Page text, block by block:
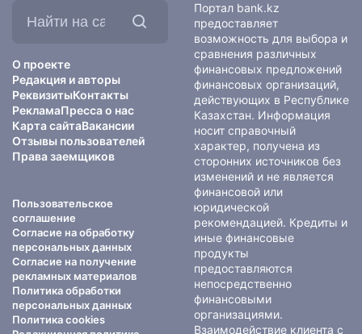
О проекте
Редакция и авторы
РеквизитыКонтакты
РекламаПресса о нас
Карта сайтаВакансии
Отзывы пользователей
Права заемщиков
Пользовательское
соглашение
Согласие на обработку
персональных данных
Согласие на получение
рекламных материалов
Политика обработки
персональных данных
Политика cookies
Портал bank.kz
предоставляет
возможность для выбора и
сравнения различных
финансовых предложений
финансовых организаций,
действующих в Республике
Казахстан. Информация
носит справочный
характер, получена из
сторонних источников без
изменений и не является
финансовой или
юридической
рекомендацией. Кредиты и
иные финансовые
продукты
предоставляются
непосредственно
финансовыми
организациями.
Взаимодействие клиента с